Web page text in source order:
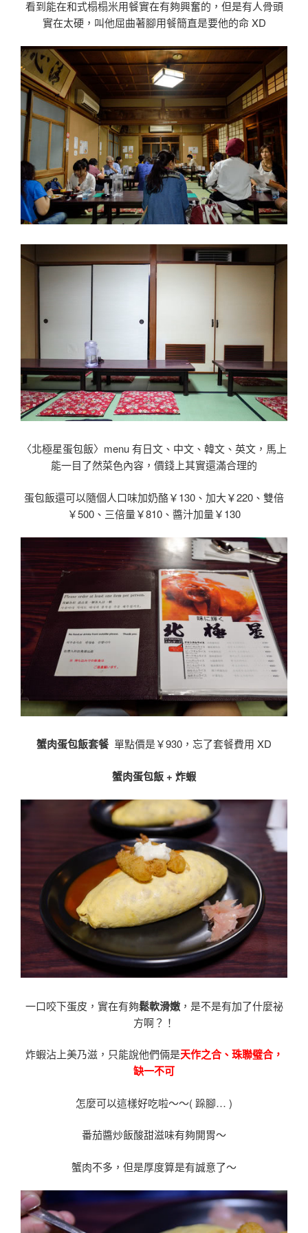
看到能在和式榻榻米用餐實在有夠興奮的，但是有人骨頭
實在太硬，叫他屈曲著腳用餐簡直是要他的命 XD
〈北極星蛋包飯〉menu 有日文、中文、韓文、英文，馬上
能一目了然菜色內容，價錢上其實還滿合理的
蛋包飯還可以隨個人口味加奶酪￥130、加大￥220、雙倍
￥500、三倍量￥810、醬汁加量￥130
蟹肉蛋包飯套餐單點價是￥930，忘了套餐費用 XD
蟹肉蛋包飯 + 炸蝦
一口咬下蛋皮，實在有夠鬆軟滑嫩，是不是有加了什麼祕
方啊？！
炸蝦沾上美乃滋，只能說他們倆是天作之合、珠聯璧合，
缺一不可
怎麼可以這樣好吃啦〜〜( 跺腳… )
番茄醬炒飯酸甜滋味有夠開胃〜
蟹肉不多，但是厚度算是有誠意了〜